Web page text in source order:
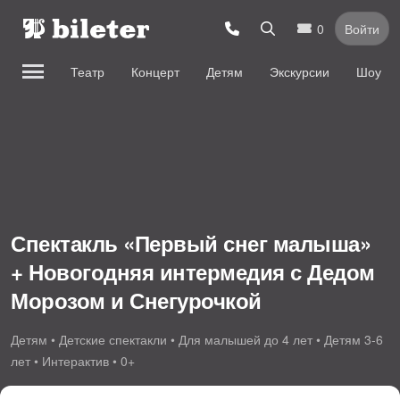
0 Войти
Театр Концерт Детям Экскурсии Шоу
Спектакль «Первый снег малыша»
+ Новогодняя интермедия с Дедом
Морозом и Снегурочкой
Детям • Детские спектакли • Для малышей до 4 лет • Детям 3-6
лет • Интерактив • 0+